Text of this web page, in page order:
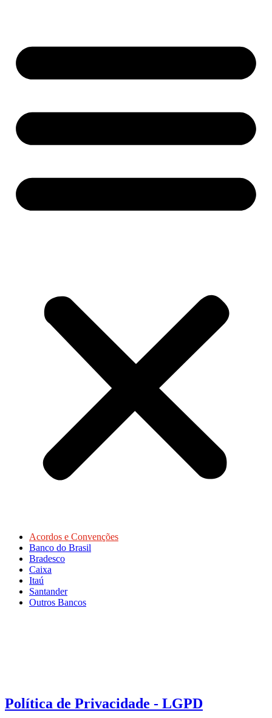
Acordos e Convenções
Banco do Brasil
Bradesco
Caixa
Itaú
Santander
Outros Bancos
Política de Privacidade - LGPD